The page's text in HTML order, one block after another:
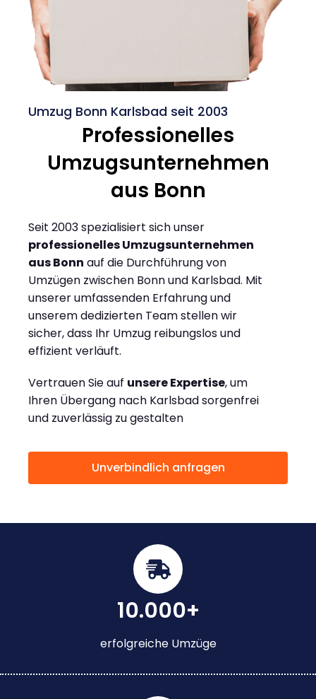
Umzug Bonn Karlsbad seit 2003
Professionelles
Umzugsunternehmen
aus Bonn
Seit 2003 spezialisiert sich unser
professionelles Umzugsunternehmen
aus Bonn auf die Durchführung von
Umzügen zwischen Bonn und Karlsbad. Mit
unserer umfassenden Erfahrung und
unserem dedizierten Team stellen wir
sicher, dass Ihr Umzug reibungslos und
effizient verläuft.
Vertrauen Sie auf unsere Expertise, um
Ihren Übergang nach Karlsbad sorgenfrei
und zuverlässig zu gestalten
Unverbindlich anfragen
10.000+
erfolgreiche Umzüge